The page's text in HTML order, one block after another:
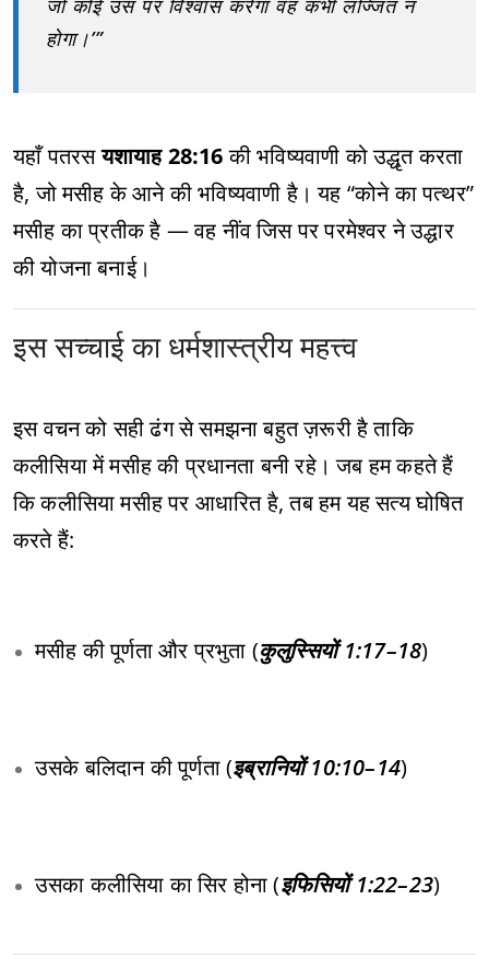
जो कोई उस पर विश्वास करेगा वह कभी लज्जित न
होगा।’”
यहाँ पतरसयशायाह 28:16की भविष्यवाणी को उद्धृत करता
है, जो मसीह के आने की भविष्यवाणी है। यह “कोने का पत्थर”
मसीह का प्रतीक है — वह नींव जिस पर परमेश्वर ने उद्धार
की योजना बनाई।
इस सच्चाई का धर्मशास्त्रीय महत्त्व
इस वचन को सही ढंग से समझना बहुत ज़रूरी है ताकि
कलीसिया में मसीह की प्रधानता बनी रहे। जब हम कहते हैं
कि कलीसिया मसीह पर आधारित है, तब हम यह सत्य घोषित
करते हैं:
मसीह की पूर्णता और प्रभुता (कुलुस्सियों 1:17–18)
उसके बलिदान की पूर्णता (इब्रानियों 10:10–14)
उसका कलीसिया का सिर होना (इफिसियों 1:22–23)